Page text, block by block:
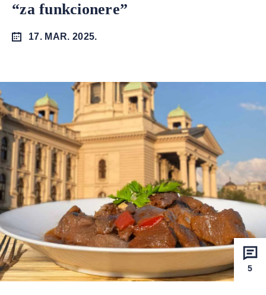
“za funkcionere”
17. MAR. 2025.
5